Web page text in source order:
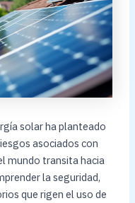
solar ha planteado
asociados con
mundo transita hacia
la seguridad,
que rigen el uso de